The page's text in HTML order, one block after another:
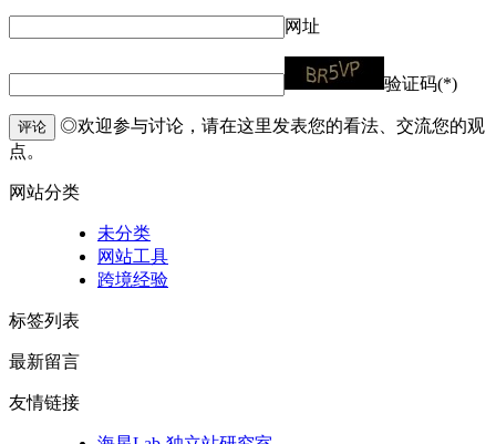
网址
验证码(*)
评论
◎欢迎参与讨论，请在这里发表您的看法、交流您的观
点。
网站分类
未分类
网站工具
跨境经验
标签列表
最新留言
友情链接